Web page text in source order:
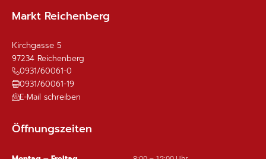
Markt Reichenberg
Kirchgasse 5
97234 Reichenberg
0931/60061-0
0931/60061-19
E-Mail schreiben
Öffnungszeiten